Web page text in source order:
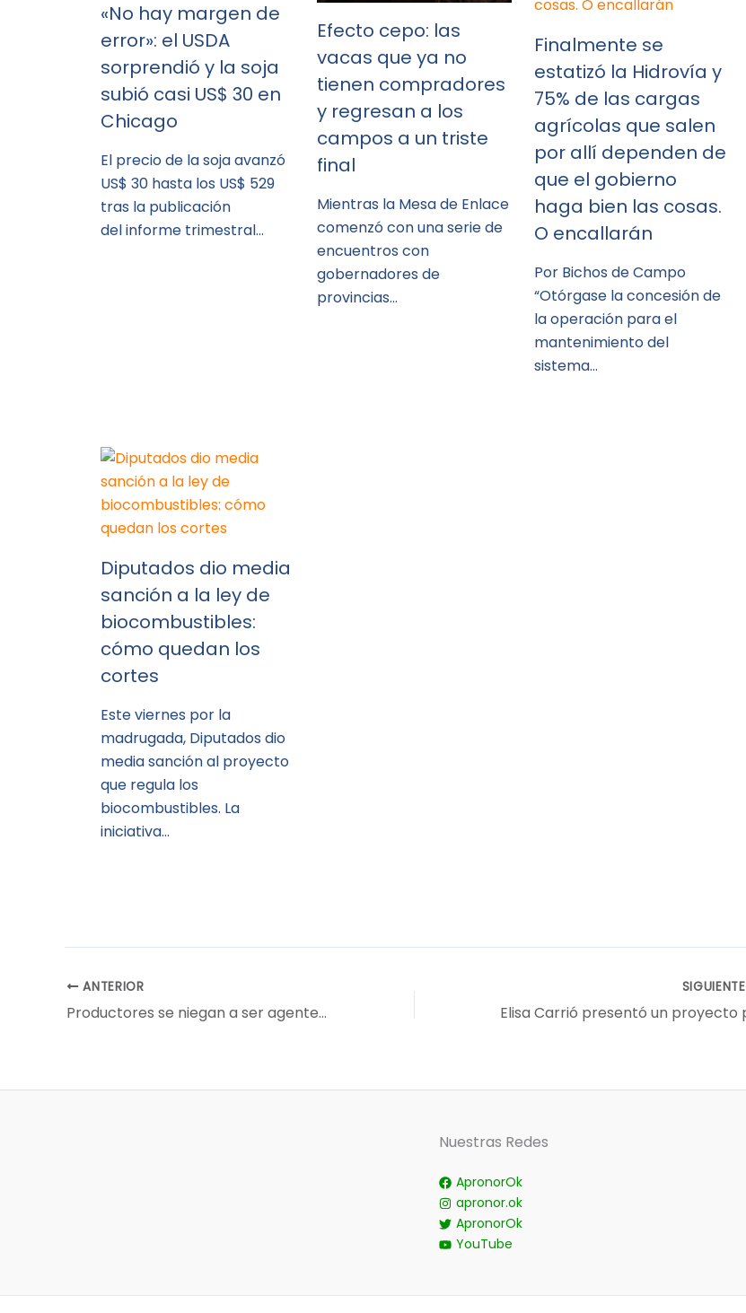
«No hay margen de
error»: el USDA
sorprendió y la soja
subió casi US$ 30 en
Chicago
El precio de la soja avanzó
US$ 30 hasta los US$ 529
tras la publicación
del informe trimestral…
Efecto cepo: las
vacas que ya no
tienen compradores
y regresan a los
campos a un triste
final
Mientras la Mesa de Enlace
comenzó con una serie de
encuentros con
gobernadores de
provincias…
Finalmente se
estatizó la Hidrovía y
75% de las cargas
agrícolas que salen
por allí dependen de
que el gobierno
haga bien las cosas.
O encallarán
Por Bichos de Campo
“Otórgase la concesión de
la operación para el
mantenimiento del
sistema…
Diputados dio media
sanción a la ley de
biocombustibles:
cómo quedan los
cortes
Este viernes por la
madrugada, Diputados dio
media sanción al proyecto
que regula los
biocombustibles. La
iniciativa…
ANTERIOR
Productores se niegan a ser agentes forzosos de fiscalización del Senasa en el transporte de ganado y amenazan con un cese de comercialización
SIGUIENTE
Nuestras Redes
ApronorOk
apronor.ok
ApronorOk
YouTube